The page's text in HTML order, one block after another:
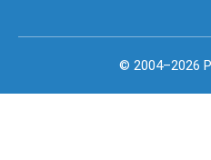
© 2004–2026